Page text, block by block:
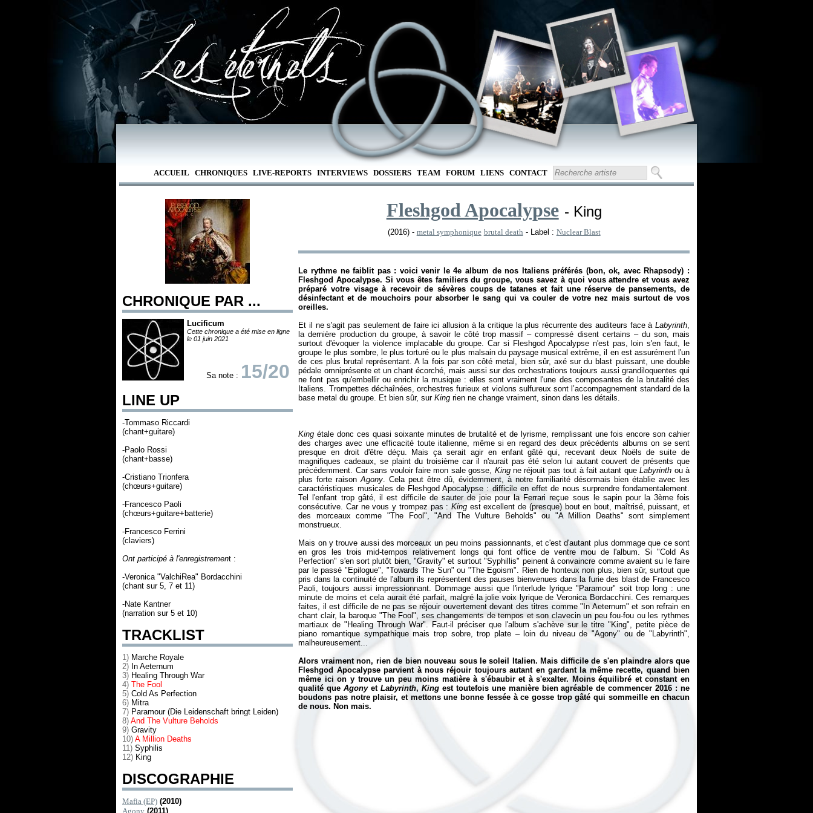
ACCUEIL CHRONIQUES LIVE-REPORTS INTERVIEWS DOSSIERS TEAM FORUM LIENS CONTACT
CHRONIQUE PAR ...
Lucificum
Cette chronique a été mise en ligne
le 01 juin 2021
Sa note : 15/20
LINE UP
-Tommaso Riccardi
(chant+guitare)
-Paolo Rossi
(chant+basse)
-Cristiano Trionfera
(chœurs+guitare)
-Francesco Paoli
(chœurs+guitare+batterie)
-Francesco Ferrini
(claviers)
Ont participé à l'enregistrement :
-Veronica "ValchiRea" Bordacchini
(chant sur 5, 7 et 11)
-Nate Kantner
(narration sur 5 et 10)
TRACKLIST
1) Marche Royale
2) In Aeternum
3) Healing Through War
4) The Fool
5) Cold As Perfection
6) Mitra
7) Paramour (Die Leidenschaft bringt Leiden)
8) And The Vulture Beholds
9) Gravity
10) A Million Deaths
11) Syphilis
12) King
DISCOGRAPHIE
Mafia (EP) (2010)
Agony (2011)
Fleshgod Apocalypse - King
(2016) - metal symphonique brutal death - Label : Nuclear Blast
Le rythme ne faiblit pas : voici venir le 4e album de nos Italiens préférés (bon, ok, avec Rhapsody) :
Fleshgod Apocalypse. Si vous êtes familiers du groupe, vous savez à quoi vous attendre et vous avez
préparé votre visage à recevoir de sévères coups de tatanes et fait une réserve de pansements, de
désinfectant et de mouchoirs pour absorber le sang qui va couler de votre nez mais surtout de vos
oreilles.
Et il ne s'agit pas seulement de faire ici allusion à la critique la plus récurrente des auditeurs face à Labyrinth,
la dernière production du groupe, à savoir le côté trop massif – compressé disent certains – du son, mais
surtout d'évoquer la violence implacable du groupe. Car si Fleshgod Apocalypse n'est pas, loin s'en faut, le
groupe le plus sombre, le plus torturé ou le plus malsain du paysage musical extrême, il en est assurément l'un
de ces plus brutal représentant. A la fois par son côté metal, bien sûr, axé sur du blast puissant, une double
pédale omniprésente et un chant écorché, mais aussi sur des orchestrations toujours aussi grandiloquentes qui
ne font pas qu'embellir ou enrichir la musique : elles sont vraiment l'une des composantes de la brutalité des
Italiens. Trompettes déchaînées, orchestres furieux et violons sulfureux sont l’accompagnement standard de la
base metal du groupe. Et bien sûr, surKing rien ne change vraiment, sinon dans les détails.
King étale donc ces quasi soixante minutes de brutalité et de lyrisme, remplissant une fois encore son cahier
des charges avec une efficacité toute italienne, même si en regard des deux précédents albums on se sent
presque en droit d'être déçu. Mais ça serait agir en enfant gâté qui, recevant deux Noëls de suite de
magnifiques cadeaux, se plaint du troisième car il n'aurait pas été selon lui autant couvert de présents que
précédemment. Car sans vouloir faire mon sale gosse, Kingne réjouit pas tout à fait autant queLabyrinth ou à
plus forte raisonAgony. Cela peut être dû, évidemment, à notre familiarité désormais bien établie avec les
caractéristiques musicales de Fleshgod Apocalypse : difficile en effet de nous surprendre fondamentalement.
Tel l'enfant trop gâté, il est difficile de sauter de joie pour la Ferrari reçue sous le sapin pour la 3ème fois
consécutive. Car ne vous y trompez pas : King est excellent de (presque) bout en bout, maîtrisé, puissant, et
des morceaux comme "The Fool", "And The Vulture Beholds" ou "A Million Deaths" sont simplement
monstrueux.
Mais on y trouve aussi des morceaux un peu moins passionnants, et c'est d'autant plus dommage que ce sont
en gros les trois mid-tempos relativement longs qui font office de ventre mou de l'album. Si "Cold As
Perfection" s'en sort plutôt bien, "Gravity" et surtout "Syphillis" peinent à convaincre comme avaient su le faire
par le passé "Epilogue", "Towards The Sun" ou "The Egoism". Rien de honteux non plus, bien sûr, surtout que
pris dans la continuité de l'album ils représentent des pauses bienvenues dans la furie des blast de Francesco
Paoli, toujours aussi impressionnant. Dommage aussi que l'interlude lyrique "Paramour" soit trop long : une
minute de moins et cela aurait été parfait, malgré la jolie voix lyrique de Veronica Bordacchini. Ces remarques
faites, il est difficile de ne pas se réjouir ouvertement devant des titres comme "In Aeternum" et son refrain en
chant clair, la baroque "The Fool", ses changements de tempos et son clavecin un peu fou-fou ou les rythmes
martiaux de "Healing Through War". Faut-il préciser que l'album s'achève sur le titre "King", petite pièce de
piano romantique sympathique mais trop sobre, trop plate – loin du niveau de "Agony" ou de "Labyrinth",
malheureusement...
Alors vraiment non, rien de bien nouveau sous le soleil Italien. Mais difficile de s'en plaindre alors que
Fleshgod Apocalypse parvient à nous réjouir toujours autant en gardant la même recette, quand bien
même ici on y trouve un peu moins matière à s'ébaubir et à s'exalter. Moins équilibré et constant en
qualité queAgonyetLabyrinth, Kingest toutefois une manière bien agréable de commencer 2016 : ne
boudons pas notre plaisir, et mettons une bonne fessée à ce gosse trop gâté qui sommeille en chacun
de nous. Non mais.